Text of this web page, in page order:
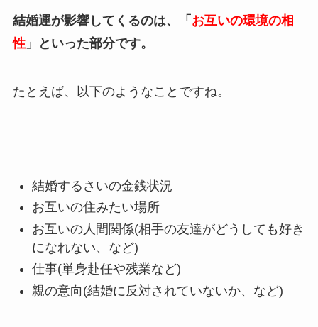
結婚運が影響してくるのは、「 お互いの環境の相
性」といった部分です。
たとえば、以下のようなことですね。
結婚するさいの金銭状況
お互いの住みたい場所
お互いの人間関係(相手の友達がどうしても好き
になれない、など)
仕事(単身赴任や残業など)
親の意向(結婚に反対されていないか、など)